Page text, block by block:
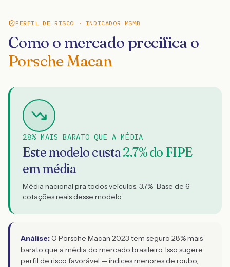
PERFIL DE RISCO · INDICADOR MSMB
Como o mercado precifica o
Porsche Macan
28% MAIS BARATO QUE A MÉDIA
Este modelo custa2.7% do FIPE
em média
Média nacional pra todos veículos: 3.7% · Base de 6
cotações reais desse modelo.
Análise: O Porsche Macan 2023 tem seguro 28% mais
barato que a média do mercado brasileiro. Isso sugere
perfil de risco favorável — índices menores de roubo,